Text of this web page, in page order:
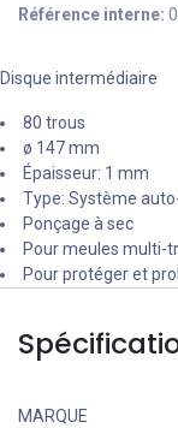
Référence interne:
Disque intermédiaire
80 trous
ø 147 mm
Épaisseur: 1 mm
Type: Système
Ponçage à sec
Pour meules multi-
Pour protéger et
MARQUE